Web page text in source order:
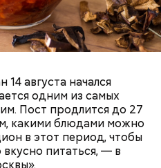
августа начался
одним из самых
Пост продлится до 27
какими блюдами можно
в этот период, чтобы
питаться, — в
предупредил о переносе
и Подмосковье